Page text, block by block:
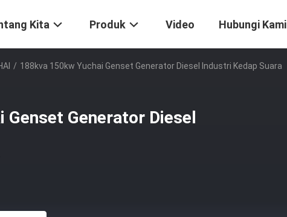
Kita Produk Video Hubungi Kami
/ 188kva 150kw Yuchai Genset Generator Diesel Industri Kedap Suara
Genset Generator Diesel